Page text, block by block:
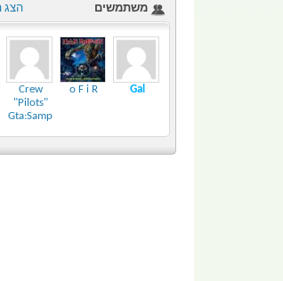
הצג משתמשים
Gal
o F i R
Crew
"Pilots"
Gta:Samp